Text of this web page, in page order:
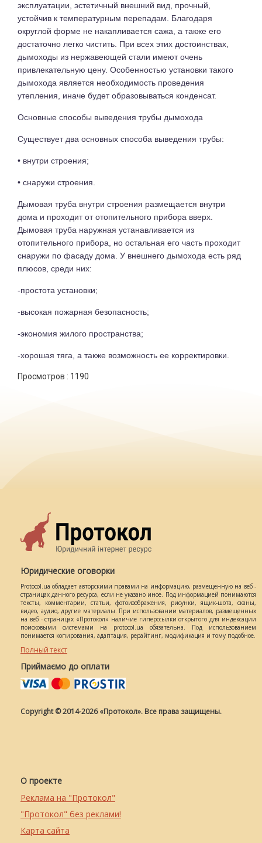
эксплуатации, эстетичный внешний вид, прочный,
устойчив к температурным перепадам. Благодаря
округлой форме не накапливается сажа, а также его
достаточно легко чистить. При всех этих достоинствах,
дымоходы из нержавеющей стали имеют очень
привлекательную цену. Особенностью установки такого
дымохода является необходимость проведения
утепления, иначе будет образовываться конденсат.
Основные способы выведения трубы дымохода
Существует два основных способа выведения трубы:
• внутри строения;
• снаружи строения.
Дымовая труба внутри строения размещается внутри
дома и проходит от отопительного прибора вверх.
Дымовая труба наружная устанавливается из
отопительного прибора, но остальная его часть проходит
снаружи по фасаду дома. У внешнего дымохода есть ряд
плюсов, среди них:
-простота установки;
-высокая пожарная безопасность;
-экономия жилого пространства;
-хорошая тяга, а также возможность ее корректировки.
Просмотров : 1190
Юридические оговорки
Protocol.ua обладает авторскими правами на информацию, размещенную на веб -
страницах данного ресурса, если не указано иное. Под информацией понимаются
тексты, комментарии, статьи, фотоизображения, рисунки, ящик-шота, сканы,
видео, аудио, другие материалы. При использовании материалов, размещенных
на веб - страницах «Протокол» наличие гиперссылки открытого для индексации
поисковыми системами на protocol.ua обязательна. Под использованием
понимается копирования, адаптация, рерайтинг, модификация и тому подобное.
Полный текст
Приймаємо до оплати
Copyright © 2014-2026 «Протокол». Все права защищены.
О проекте
Реклама на "Протокол"
"Протокол" без реклами!
Карта сайта